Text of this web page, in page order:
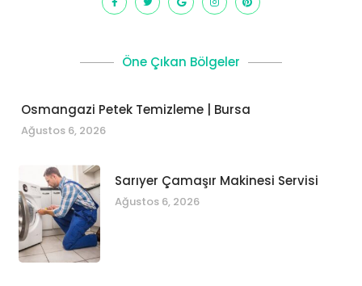
Öne Çıkan Bölgeler
Osmangazi Petek Temizleme | Bursa
Ağustos 6, 2026
Sarıyer Çamaşır Makinesi Servisi
Ağustos 6, 2026